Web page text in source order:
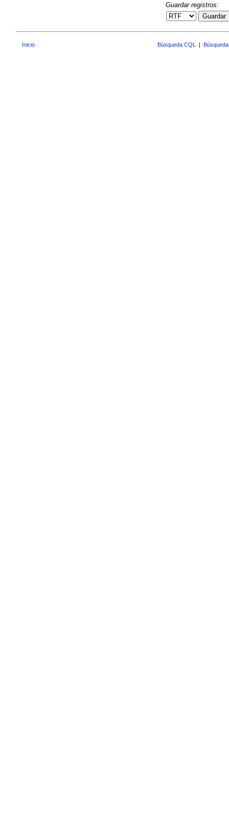
Guardar registros:
Guardar
Inicio Búsqueda CQL